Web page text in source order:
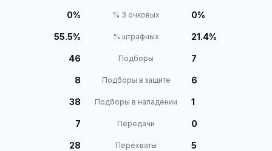
0% % 3 очковых 0%
55.5% % штрафных 21.4%
46 Подборы 7
8 Подборы в защите 6
38 Подборы в нападении 1
7 Передачи 0
28 Перехваты 5